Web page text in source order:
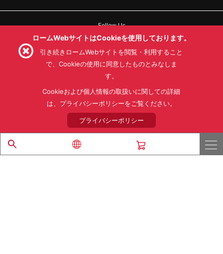
Follow Us
利用目的
プライバシーポリシー
サイトマップ
ローム製品の販売に関する標準契約条件書(PDF)
© 1997 - 2026 ROHM CO., LTD. ALL RIGHTS RESERVED.
ロームWebサイトはCookieを使用しております。
引き続きロームWebサイトを閲覧・利用すること
で、Cookieの使用に同意したものとみなしま
す。
Cookieおよび個人情報の取扱いに関しての詳細
は、プライバシーポリシーをご覧ください。
プライバシーポリシー